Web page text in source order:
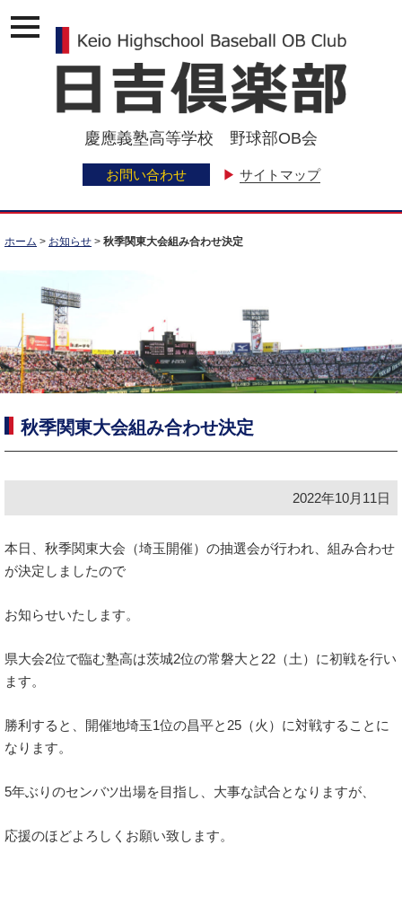
ナ
ビ
慶應義塾高等学校 野球部OB会
お問い合わせ ▶ サイトマップ
ホーム > お知らせ > 秋季関東大会組み合わせ決定
秋季関東大会組み合わせ決定
2022年10月11日
本日、秋季関東大会（埼玉開催）の抽選会が行われ、組み合わせ
が決定しましたので
お知らせいたします。
県大会2位で臨む塾高は茨城2位の常磐大と22（土）に初戦を行い
ます。
勝利すると、開催地埼玉1位の昌平と25（火）に対戦することに
なります。
5年ぶりのセンバツ出場を目指し、大事な試合となりますが、
応援のほどよろしくお願い致します。